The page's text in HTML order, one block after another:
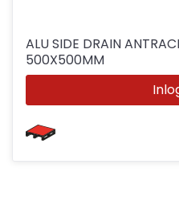
ALU SIDE DRAIN
500X500MM